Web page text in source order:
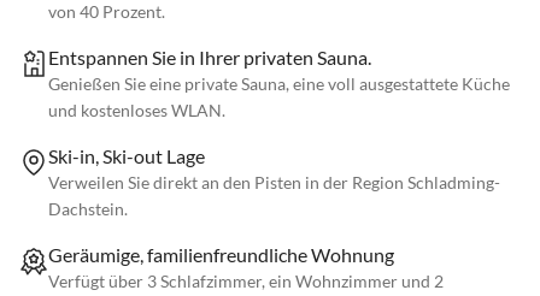
von 40 Prozent.
Entspannen Sie in Ihrer privaten Sauna.
Genießen Sie eine private Sauna, eine voll ausgestattete Küche
und kostenloses WLAN.
Ski-in, Ski-out Lage
Verweilen Sie direkt an den Pisten in der Region Schladming-
Dachstein.
Geräumige, familienfreundliche Wohnung
Verfügt über 3 Schlafzimmer, ein Wohnzimmer und 2